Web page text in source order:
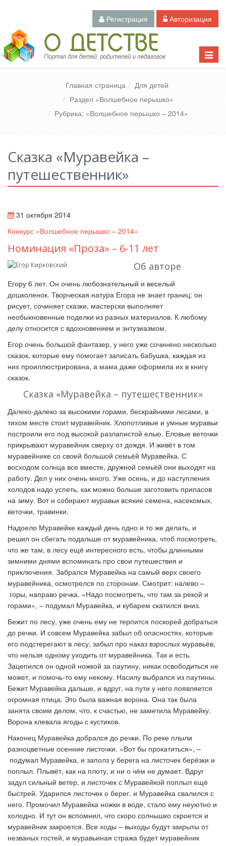
Регистрация Авторизация
Toggle
Педагогический портал «О детстве»
Главная страница
Для детей
Раздел «Волшебное перышко»
Рубрика: «Волшебное перышко – 2014»
Сказка «Муравейка –
путешественник»
31 октября 2014
Конкурс «Волшебное перышко – 2014»
Номинация «Проза» – 6-11 лет
Об авторе
Егору 6 лет. Он очень любознательный и веселый
дошколенок. Творческая натура Егора не знает границ: он
рисует, сочиняет сказки, мастерски выполняет
необыкновенные поделки из разных материалов. К любому
делу относится с вдохновением и энтузиазмом.
Егор очень большой фантазер, у него уже сочинено несколько
сказок, которые ему помогает записать бабушка, каждая из
них проиллюстрирована, а мама даже оформила их в книгу
сказок.
Сказка «Муравейка – путешественник»
Далеко-далеко за высокими горами, бескрайними лесами, в
тихом месте стоит муравейник. Хлопотливые и умные муравьи
построили его под высокой разлапистой елью. Еловые веточки
прикрывают муравейник сверху от дождя. И живёт в том
муравейнике со своей большой семьёй Муравейка. С
восходом солнца все вместе, дружной семьёй они выходят на
работу. Дел у них очень много. Уже осень, и до наступления
холодов надо успеть, как можно больше заготовить припасов
на зиму. Вот и собирают муравьи всякие семена, насекомых,
веточки, травинки.
Надоело Муравейке каждый день одно и то же делать, и
решил он сбегать подальше от муравейника, чтоб посмотреть,
что же там, в лесу ещё интересного есть, чтобы длинными
зимними днями вспоминать про свои путешествия и
приключения. Забрался Муравейка на самый верх своего
муравейника, осмотрелся по сторонам. Смотрит: налево –
горы, направо речка. «Надо посмотреть, что там за рекой и
горами», – подумал Муравейка, и кубарем скатился вниз.
Бежит по лесу, уже очень ему не терпится поскорей добраться
до речки. И совсем Муравейка забыл об опасностях, которые
его подстерегают в лесу, забыл про наказ взрослых муравьёв,
что нельзя одному уходить от муравейника. Так и есть.
Зацепился он одной ножкой за паутину, никак освободиться не
может, и помочь-то ему некому. Насилу выбрался из паутины.
Бежит Муравейка дальше, и вдруг, на пути у него появляется
огромная птица. Это была важная ворона. Она так была
занята своим делом, что, к счастью, не заметила Муравейку.
Ворона клевала ягоды с кустиков.
Наконец Муравейка добрался до речки. По реке плыли
разноцветные осенние листочки. «Вот бы прокатиться», –
подумал Муравейка, и заполз у берега на листочек берёзки и
поплыл. Плывёт, как на плоту, и ни о чём не думает. Вдруг
задул сильный ветер, и листочек с Муравейкой поплыл ещё
быстрей. Ударился листочек о берег. и Муравейка свалился с
него. Промочил Муравейка ножки в воде, стало ему неуютно и
холодно. И тут он вспомнил, что скоро солнышко скроется и
муравейник закроется. Все ходы – выходы будут закрыты от
незваных гостей, и муравьиная стража будет муравейник